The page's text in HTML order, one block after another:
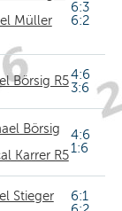
Müller
6:3
6:2
Börsig R54:6
3:6
Börsig
Karrer R5
4:6
1:6
Stieger
6:1